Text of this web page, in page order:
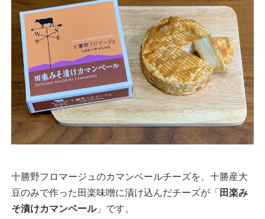
十勝野フロマージュのカマンベールチーズを、十勝産大
豆のみで作った田楽味噌に漬け込んだチーズが「田楽み
そ漬けカマンベール」です。